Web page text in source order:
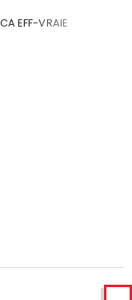
EFF-VRAIE